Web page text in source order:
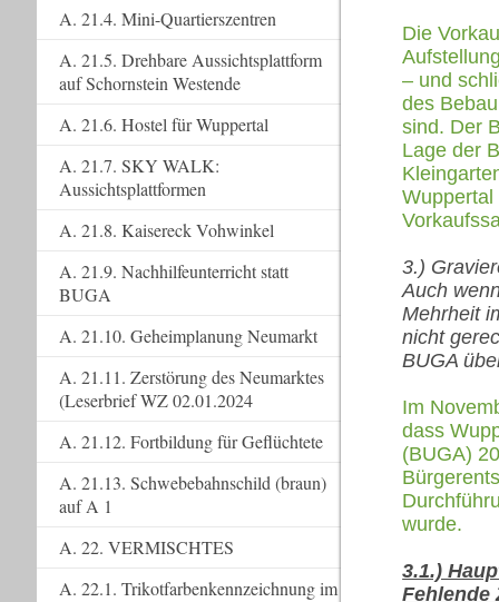
Die
– und
des
sind. Der
Lage der
3.)
Auch
Mehrheit
nicht
BUGA
Im
dass
(BUGA)
wurde.
3.1.)
Fehlende
A. 21.4. Mini-Quartierszentren
A. 21.5. Drehbare Aussichtsplattform
auf Schornstein Westende
A. 21.6. Hostel für Wuppertal
A. 21.7. SKY WALK:
Aussichtsplattformen
A. 21.8. Kaisereck Vohwinkel
A. 21.9. Nachhilfeunterricht statt
BUGA
A. 21.10. Geheimplanung Neumarkt
A. 21.11. Zerstörung des Neumarktes
(Leserbrief WZ 02.01.2024
A. 21.12. Fortbildung für Geflüchtete
A. 21.13. Schwebebahnschild (braun)
auf A 1
A. 22. VERMISCHTES
A. 22.1. Trikotfarbenkennzeichnung im